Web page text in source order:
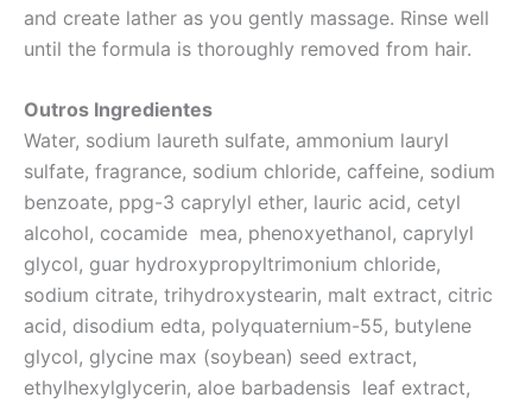
and create lather as you gently massage. Rinse well
until the formula is thoroughly removed from hair.
Outros Ingredientes
Water, sodium laureth sulfate, ammonium lauryl
sulfate, fragrance, sodium chloride, caffeine, sodium
benzoate, ppg-3 caprylyl ether, lauric acid, cetyl
alcohol, cocamide mea, phenoxyethanol, caprylyl
glycol, guar hydroxypropyltrimonium chloride,
sodium citrate, trihydroxystearin, malt extract, citric
acid, disodium edta, polyquaternium-55, butylene
glycol, glycine max (soybean) seed extract,
ethylhexylglycerin, aloe barbadensis leaf extract,